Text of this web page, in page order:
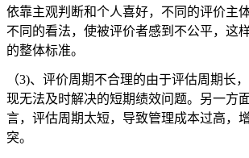
依靠主观判断和个人喜好，不同的评价主
不同的看法，使被评价者感到不公平，这
的整体标准。
（3)、评价周期不合理的由于评估周期长
现无法及时解决的短期绩效问题。另一方
言，评估周期太短，导致管理成本过高，
突。